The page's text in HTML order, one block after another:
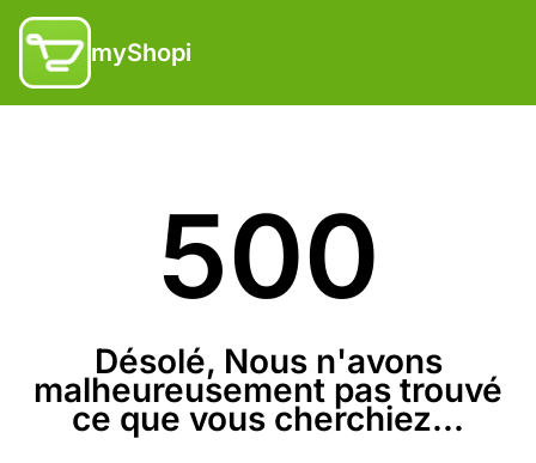
myShopi
500
Désolé, Nous n'avons
malheureusement pas trouvé
ce que vous cherchiez...